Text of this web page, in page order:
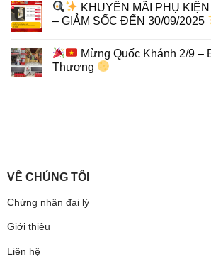
KHUYẾN MÃI PHỤ
– GIẢM SỐC ĐẾN 30/09/2025
Mừng Quốc Khánh 2/9 –
Thương
VỀ CHÚNG TÔI
Chứng nhận đại lý
Giới thiệu
Liên hệ